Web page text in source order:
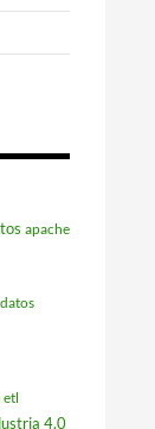
apache
etl
4.0